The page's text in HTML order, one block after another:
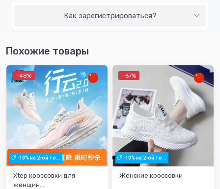
Как зарегистрироваться?
Похожие товары
-48%
-10% на 2-ой то...
Xtep кроссовки для
женщин...
-67%
-10% на 2-ой то...
Женские кроссовки